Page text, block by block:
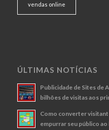
vendas online
ÚLTIMAS NOTÍCIAS
Publicidade de Sites de
bilhões de visitas aos
Como converter
empurrar seu público